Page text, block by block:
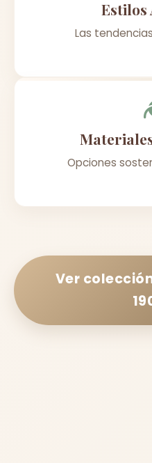
Estilos
Las
Opciones
Ver